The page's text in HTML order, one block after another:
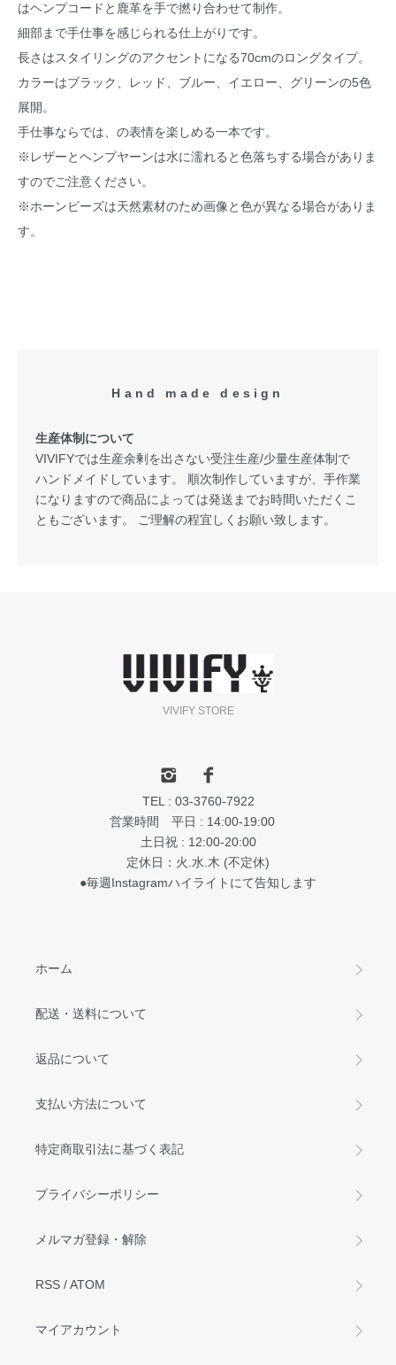
はヘンプコードと鹿革を手で撚り合わせて制作。
細部まで手仕事を感じられる仕上がりです。
長さはスタイリングのアクセントになる70cmのロングタイプ。
カラーはブラック、レッド、ブルー、イエロー、グリーンの5色
展開。
手仕事ならでは、の表情を楽しめる一本です。
※レザーとヘンプヤーンは水に濡れると色落ちする場合がありま
すのでご注意ください。
※ホーンビーズは天然素材のため画像と色が異なる場合がありま
す。
Hand made design
生産体制について
VIVIFYでは生産余剰を出さない受注生産/少量生産体制で
ハンドメイドしています。 順次制作していますが、手作業
になりますので商品によっては発送までお時間いただくこ
ともございます。 ご理解の程宜しくお願い致します。
VIVIFY STORE
TEL : 03-3760-7922
営業時間 平日 : 14:00-19:00
土日祝 : 12:00-20:00
定休日：火.水.木 (不定休)
●毎週Instagramハイライトにて告知します
ホーム
配送・送料について
返品について
支払い方法について
特定商取引法に基づく表記
プライバシーポリシー
メルマガ登録・解除
RSS /ATOM
マイアカウント